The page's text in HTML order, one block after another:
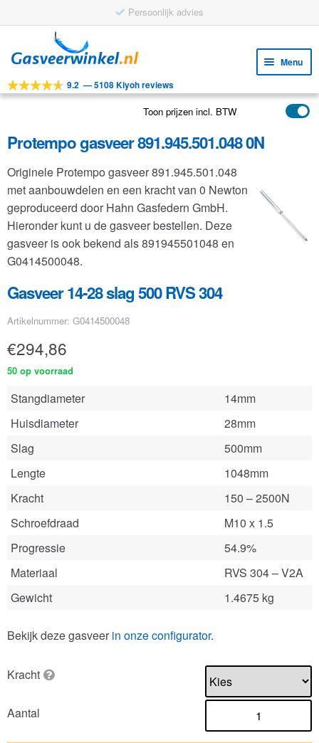
Persoonlijk advies
door
navigatie
naar
inhoud
Menu
Tools
Toepassingen
Klantenservice
FAQ
9.2 —5108 Kiyoh reviews
Toon prijzen incl. BTW
Protempo gasveer 891.945.501.048 0N
Originele Protempo gasveer 891.945.501.048
met aanbouwdelen en een kracht van 0 Newton
geproduceerd door Hahn Gasfedern GmbH.
Hieronder kunt u de gasveer bestellen. Deze
gasveer is ook bekend als 891945501048 en
G0414500048.
Gasveer 14-28 slag 500 RVS 304
Artikelnummer: G0414500048
€294,86
50 op voorraad
Stangdiameter
14mm
Huisdiameter
28mm
Slag
500mm
Lengte
1048mm
Kracht
150 – 2500N
Schroefdraad
M10 x 1.5
Progressie
54.9%
Materiaal
RVS 304 – V2A
Gewicht
1.4675 kg
Bekijk deze gasveer in onze configurator.
Kracht
Aantal